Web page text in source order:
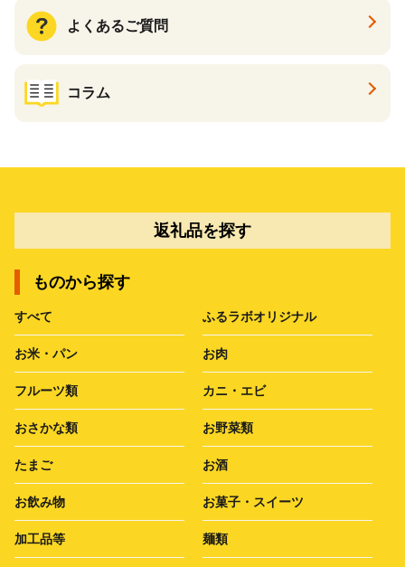
よくあるご質問
コラム
返礼品を探す
ものから探す
すべて ふるラボオリジナル
お米・パン お肉
フルーツ類 カニ・エビ
おさかな類 お野菜類
たまご お酒
お飲み物 お菓子・スイーツ
加工品等 麺類